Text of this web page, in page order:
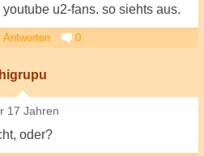
u2-fans. so siehts aus.
Antworten 0
higrupu
17 Jahren
oder?